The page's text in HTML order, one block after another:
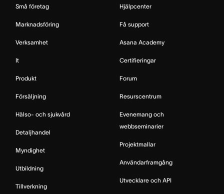
Små företag
Marknadsföring
Verksamhet
It
Produkt
Försäljning
Hälso- och sjukvård
Detaljhandel
Myndighet
Utbildning
Tillverkning
Hjälpcenter
Få support
Asana Academy
Certifieringar
Forum
Resurscentrum
Evenemang och
webbseminarier
Projektmallar
Användarframgång
Utvecklare och API